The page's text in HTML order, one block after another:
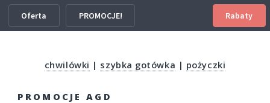
Oferta PROMOCJE! Rabaty